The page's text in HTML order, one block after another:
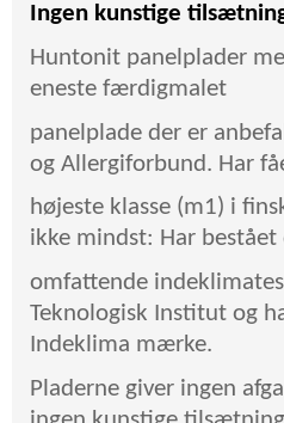
Ingen kunstige
Huntonit panelplader
eneste færdigmalet
panelplade der er
og Allergiforbund. Har
højeste klasse (m1) i
ikke mindst: Har bestået
omfattende
Teknologisk Institut og
Indeklima mærke.
Pladerne giver ingen